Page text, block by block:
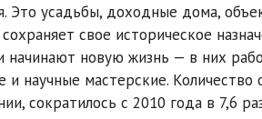
Это усадьбы, доходные дома,
свое историческое
начинают новую жизнь — в них
и научные мастерские.
сократилось с 2010 года в 7,6